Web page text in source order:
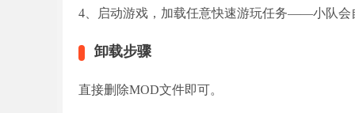
4、启动游戏，加载任意快速游玩任务——小队会
卸载步骤
直接删除MOD文件即可。